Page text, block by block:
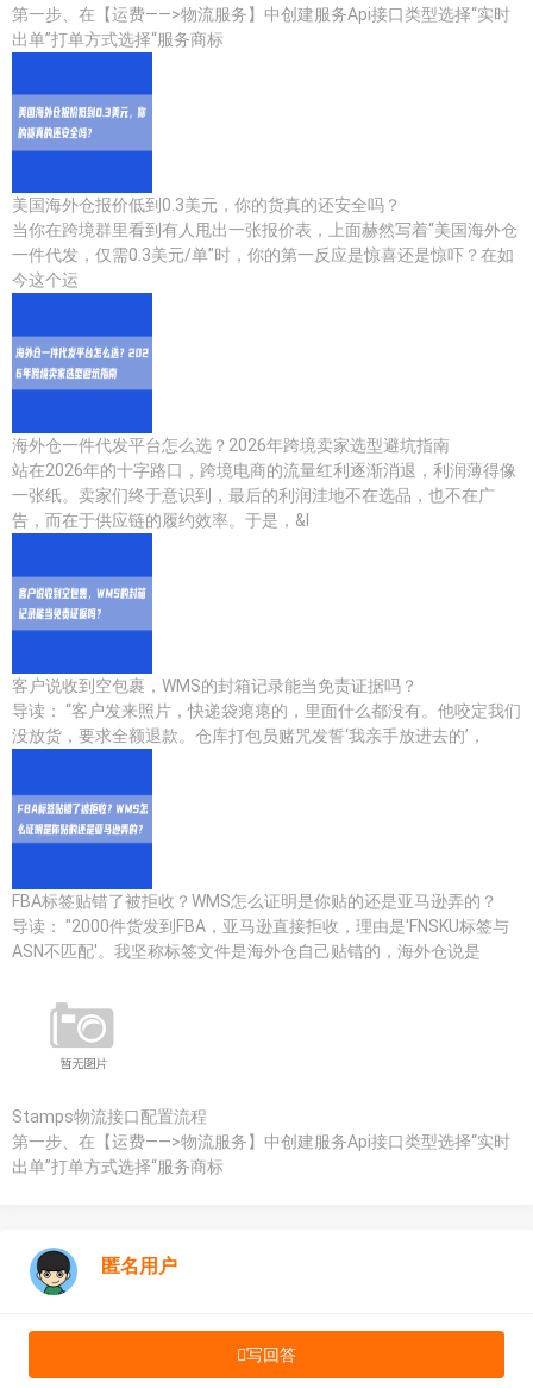
第一步、在【运费——>物流服务】中创建服务Api接口类型选择“实时
出单”打单方式选择“服务商标
美国海外仓报价低到0.3美元，你的货真的还安全吗？
当你在跨境群里看到有人甩出一张报价表，上面赫然写着“美国海外仓
一件代发，仅需0.3美元/单”时，你的第一反应是惊喜还是惊吓？在如
今这个运
海外仓一件代发平台怎么选？2026年跨境卖家选型避坑指南
站在2026年的十字路口，跨境电商的流量红利逐渐消退，利润薄得像
一张纸。卖家们终于意识到，最后的利润洼地不在选品，也不在广
告，而在于供应链的履约效率。于是，&l
客户说收到空包裹，WMS的封箱记录能当免责证据吗？
导读： “客户发来照片，快递袋瘪瘪的，里面什么都没有。他咬定我们
没放货，要求全额退款。仓库打包员赌咒发誓‘我亲手放进去的’，
FBA标签贴错了被拒收？WMS怎么证明是你贴的还是亚马逊弄的？
导读： "2000件货发到FBA，亚马逊直接拒收，理由是'FNSKU标签与
ASN不匹配'。我坚称标签文件是海外仓自己贴错的，海外仓说是
Stamps物流接口配置流程
第一步、在【运费——>物流服务】中创建服务Api接口类型选择“实时
出单”打单方式选择“服务商标
匿名用户
写回答